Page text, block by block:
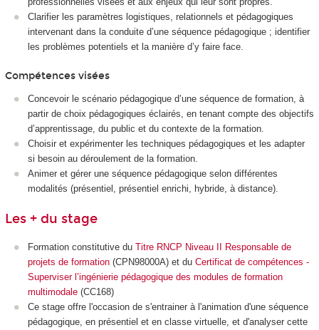
Clarifier les paramètres logistiques, relationnels et pédagogiques
intervenant dans la conduite d’une séquence pédagogique ; identifier
les problèmes potentiels et la manière d’y faire face.
Compétences visées
Concevoir le scénario pédagogique d’une séquence de formation, à
partir de choix pédagogiques éclairés, en tenant compte des objectifs
d’apprentissage, du public et du contexte de la formation.
Choisir et expérimenter les techniques pédagogiques et les adapter
si besoin au déroulement de la formation.
Animer et gérer une séquence pédagogique selon différentes
modalités (présentiel, présentiel enrichi, hybride, à distance).
Les + du stage
Formation constitutive du Titre RNCP Niveau II Responsable de
projets de formation (CPN98000A) et du Certificat de compétences -
Superviser l’ingénierie pédagogique des modules de formation
multimodale (CC168)
Ce stage offre l'occasion de s'entrainer à l'animation d'une séquence
pédagogique, en présentiel et en classe virtuelle, et d'analyser cette